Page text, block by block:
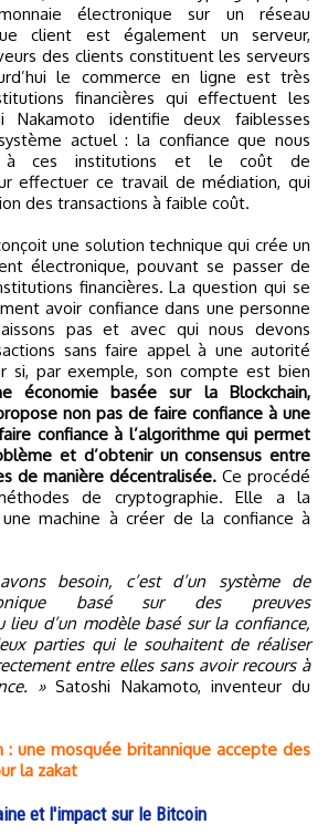
électronique sur un réseau
client est également un serveur,
des clients constituent les serveurs
le commerce en ligne est très
financières qui effectuent les
Nakamoto identifie deux faiblesses
actuel : la confiance que nous
à ces institutions et le coût de
effectuer ce travail de médiation, qui
des transactions à faible coût.
une solution technique qui crée un
électronique, pouvant se passer de
financières. La question qui se
avoir confiance dans une personne
pas et avec qui nous devons
sans faire appel à une autorité
si, par exemple, son compte est bien
économie basée sur la Blockchain,
non pas de faire confiance à une
confiance à l’algorithme qui permet
et d’obtenir un consensus entre
de manière décentralisée. Ce procédé
de cryptographie. Elle a la
machine à créer de la confiance à
besoin, c’est d’un système de
basé sur des preuves
lieu d’un modèle basé sur la confiance,
parties qui le souhaitent de réaliser
entre elles sans avoir recours à
»Satoshi Nakamoto, inventeur du
: une mosquée britannique accepte des
la zakat
et l'impact sur le Bitcoin